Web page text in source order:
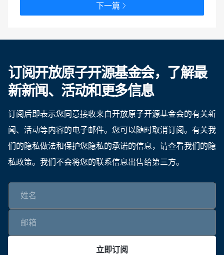
下一篇
订阅开放原子开源基金会，了解最
新新闻、活动和更多信息
订阅后即表示您同意接收来自开放原子开源基金会的有关新
闻、活动等内容的电子邮件。您可以随时取消订阅。有关我
们的隐私做法和保护您隐私的承诺的信息，请查看我们的隐
私政策。我们不会将您的联系信息出售给第三方。
立即订阅